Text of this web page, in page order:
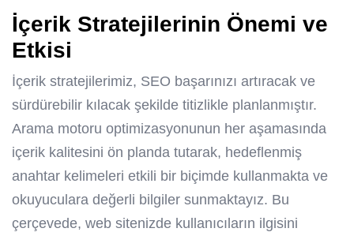
İçerik Stratejilerinin Önemi ve
Etkisi
İçerik stratejilerimiz, SEO başarınızı artıracak ve
sürdürebilir kılacak şekilde titizlikle planlanmıştır.
Arama motoru optimizasyonunun her aşamasında
içerik kalitesini ön planda tutarak, hedeflenmiş
anahtar kelimeleri etkili bir biçimde kullanmakta ve
okuyuculara değerli bilgiler sunmaktayız. Bu
çerçevede, web sitenizde kullanıcıların ilgisini